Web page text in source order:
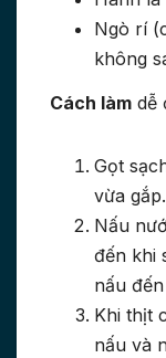
Ngò rí
không
Cách làm dễ
Gọt
vừa
Nấu
đến khi
nấu
Khi thịt
nấu và